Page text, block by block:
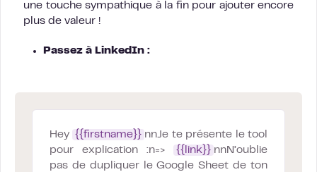
une touche sympathique à la fin pour ajouter encore
plus de valeur !
Passez à LinkedIn :
Hey {{firstname}} nnJe te présente le tool
pour explication :n=>
{{link}} nnN’oublie
pas de dupliquer le Google Sheet de ton